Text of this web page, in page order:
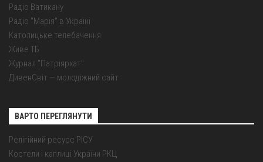
Радіо Ватикану
Радіо "Марія" в Україні
Католицьке телебачення
Живе ТБ
Журнал "Патріярхат"
ДивенСвіт — молодіжний сайт
ВАРТО ПЕРЕГЛЯНУТИ
Релігійний ресурс РІСУ
Костели і каплиці України РКЦ